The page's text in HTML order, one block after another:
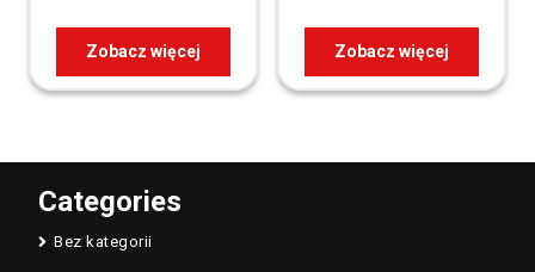
Zobacz więcej Zobacz więcej
Categories
Bez kategorii